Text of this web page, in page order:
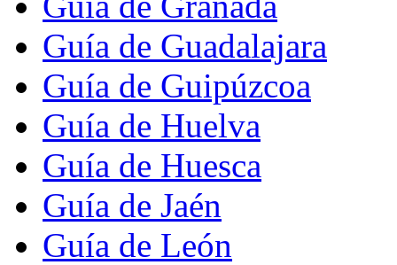
Guía de Guadalajara
Guía de Guipúzcoa
Guía de Huelva
Guía de Huesca
Guía de Jaén
Guía de León